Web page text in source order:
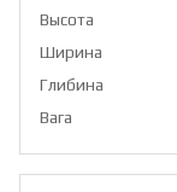
Высота
Ширина
Глибина
Вага